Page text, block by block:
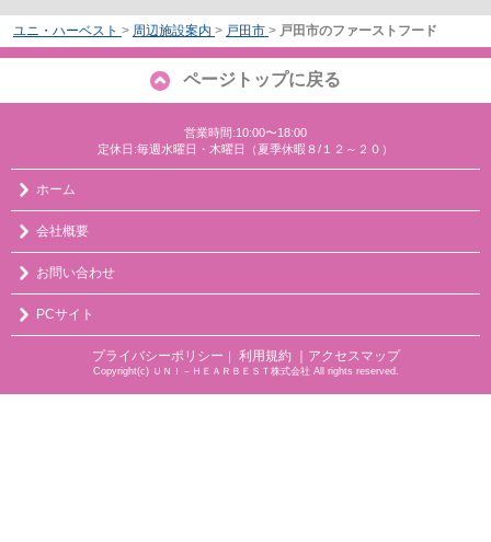
ユニ・ハーベスト > 周辺施設案内 > 戸田市 > 戸田市のファーストフード
ページトップに戻る
営業時間:10:00〜18:00
定休日:毎週水曜日・木曜日（夏季休暇８/１２～２０）
ホーム
会社概要
お問い合わせ
PCサイト
プライバシーポリシー ｜ 利用規約 ｜アクセスマップ
Copyright(c) ＵＮＩ－ＨＥＡＲＢＥＳＴ株式会社 All rights reserved.